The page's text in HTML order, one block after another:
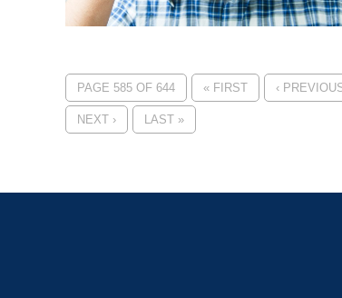
PAGE 585 OF 644 « FIRST ‹
NEXT › LAST »